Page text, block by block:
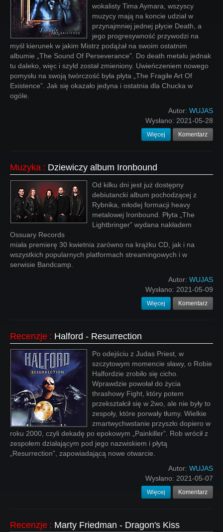
wokalisty Tima Aymara, wszyscy
muzycy mają na koncie udział w
przynajmniej jednej płycie Death, a
jego progresywność przywodzi na
myśl kierunek w jakim Mistrz podążał na swoim ostatnim
albumie „The Sound Of Perseverance”. Do death metalu jednak
tu daleko, więc i szyld został zmieniony. Uwieńczeniem nowego
pomysłu na swoją twórczość była płyta „The Fragile Art Of
Existence”. Jak się okazało jedyna i ostatnia dla Chucka w
ogóle.
Autor: WUJAS
Wysłano: 2021-05-28
Więcej Komentarz
Muzyka : Dziewiczy album Ironbound
Od kilku dni jest już dostępny
debiutancki album pochodzącej z
Rybnika, młodej formacji heavy
metalowej Ironbound. Płyta „The
Lightbringer” wydana nakładem
Ossuary Records
miała premierę 30 kwietnia zarówno na krążku CD, jak i na
wszystkich popularnych platformach streamingowych i w
serwisie Bandcamp.
Autor: WUJAS
Wysłano: 2021-05-09
Więcej Komentarz
Recenzje : Halford - Resurrection
Po odejściu z Judas Priest, w
szczytowym momencie sławy, o Robie
Halfordzie zrobiło się cicho.
Wprawdzie powołał do życia
thrashowy Fight, który potem
przekształcił się w 2wo, ale nie były to
zespoły, które porwały tłumy. Wielkie
zmartwychwstanie przyszło dopiero w
roku 2000, czyli dekadę po epokowym „Painkiller”. Rob wrócił z
zespołem działającym pod jego nazwiskiem i płytą
„Resurrection”, zapowiadającą nowe otwarcie.
Autor: WUJAS
Wysłano: 2021-05-07
Więcej Komentarz
Recenzje : Marty Friedman - Dragon's Kiss